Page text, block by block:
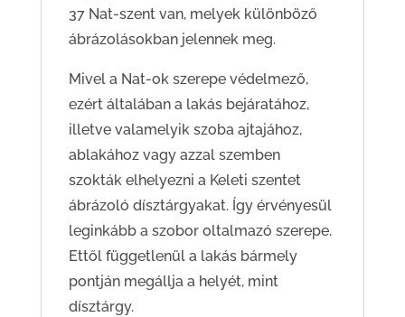
37 Nat-szent van, melyek különböző
ábrázolásokban jelennek meg.
Mivel a Nat-ok szerepe védelmező,
ezért általában a lakás bejáratához,
illetve valamelyik szoba ajtajához,
ablakához vagy azzal szemben
szokták elhelyezni a Keleti szentet
ábrázoló dísztárgyakat. Így érvényesül
leginkább a szobor oltalmazó szerepe.
Ettől függetlenül a lakás bármely
pontján megállja a helyét, mint
dísztárgy.